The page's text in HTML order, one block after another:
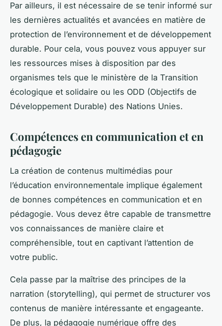
Par ailleurs, il est nécessaire de se tenir informé sur
les dernières actualités et avancées en matière de
protection de l’environnement et de développement
durable. Pour cela, vous pouvez vous appuyer sur
les ressources mises à disposition par des
organismes tels que le ministère de la Transition
écologique et solidaire ou les ODD (Objectifs de
Développement Durable) des Nations Unies.
Compétences en communication et en
pédagogie
La création de contenus multimédias pour
l’éducation environnementale implique également
de bonnes compétences en communication et en
pédagogie. Vous devez être capable de transmettre
vos connaissances de manière claire et
compréhensible, tout en captivant l’attention de
votre public.
Cela passe par la maîtrise des principes de la
narration (storytelling), qui permet de structurer vos
contenus de manière intéressante et engageante.
De plus, la pédagogie numérique offre des